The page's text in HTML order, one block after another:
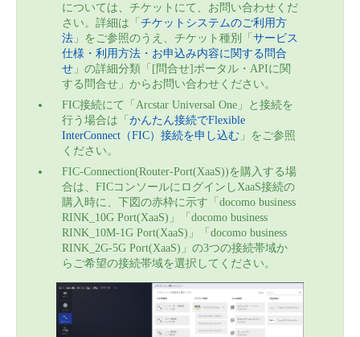
については、チケットにて、お問い合わせくだ
さい。詳細は「 チケットシステムのご利用方
法 」をご参照のうえ、チケット種別「 サービス
仕様・利用方法・お申込み内容に関する問合
せ 」の詳細分類「[問合せ]ポータル・APIに関
する問合せ」からお問い合わせください。
FIC接続にて「Arcstar Universal One」と接続を
行う場合は「 かんたん接続でFlexible
InterConnect（FIC）接続を申し込む 」をご参照
ください。
FIC-Connection(Router-Port(XaaS))を購入する場
合は、FICコンソールにログインしXaaS接続の
購入時に、下図の赤枠に示す「docomo business
RINK_10G Port(XaaS)」「docomo business
RINK_10M-1G Port(XaaS)」「docomo business
RINK_2G-5G Port(XaaS)」の3つの接続帯域か
らご希望の接続帯域を選択してください。